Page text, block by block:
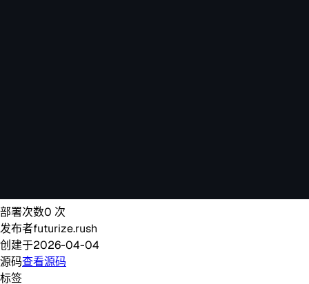
部署次数0 次
发布者futurize.rush
创建于2026-04-04
源码查看源码
标签